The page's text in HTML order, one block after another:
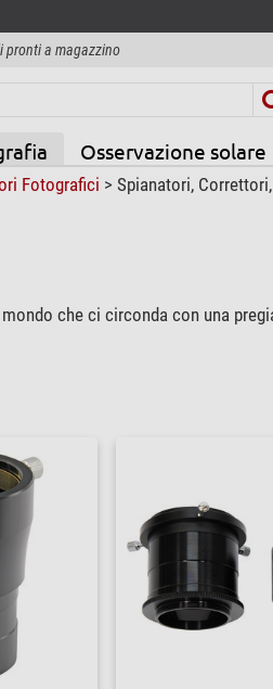
pronti a magazzino
Osservazione solare
Fotografici > Spianatori,
che ci circonda con una